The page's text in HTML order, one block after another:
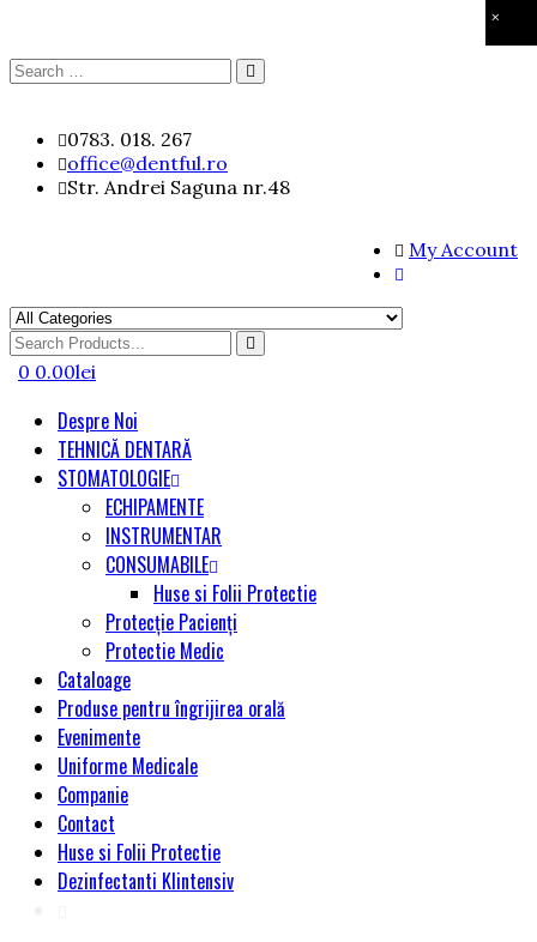
×
Search
content
0783. 018. 267
office@dentful.ro
Str. Andrei Saguna nr.48
My Account
Search
for
0 0.00lei
Despre Noi
TEHNICĂ DENTARĂ
STOMATOLOGIE
ECHIPAMENTE
INSTRUMENTAR
CONSUMABILE
Huse si Folii Protectie
Protecție Pacienți
Protectie Medic
Cataloage
Produse pentru îngrijirea orală
Evenimente
Uniforme Medicale
Companie
Contact
Huse si Folii Protectie
Dezinfectanti Klintensiv